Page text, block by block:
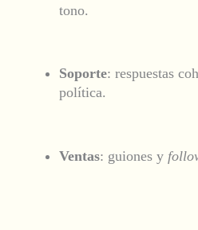
tono.
Soporte: respuestas
política.
Ventas: guiones y